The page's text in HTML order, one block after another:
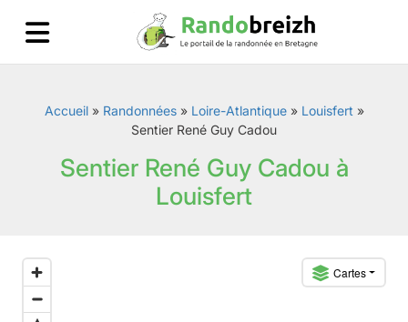
Accueil» Randonnées» Loire-Atlantique» Louisfert »
Sentier René Guy Cadou
Sentier René Guy Cadou à
Louisfert
Cartes